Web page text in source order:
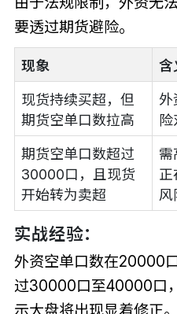
要透过期货避险。
现象 含
现货持续买超，但
期货空单口数拉高
外
期货空单口数超过
30000口，且现货
开始转为卖超
需
正
风
实战经验：
外资空单口数在20000
过30000口至40000口